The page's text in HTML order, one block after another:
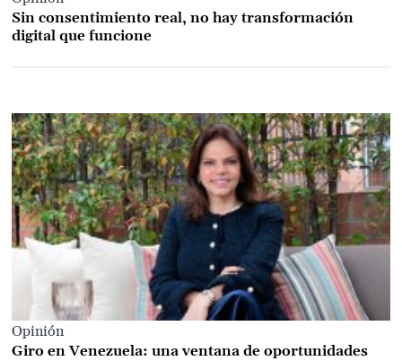
Sin consentimiento real, no hay transformación
digital que funcione
Opinión
Giro en Venezuela: una ventana de oportunidades